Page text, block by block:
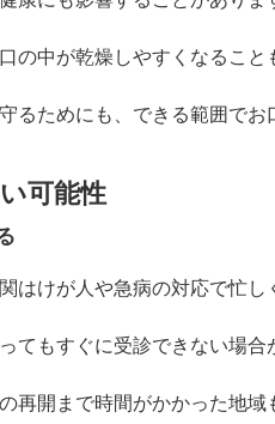
の中が乾燥しやすくなること
るためにも、できる範囲で
可能性
はけが人や急病の対応で忙し
てもすぐに受診できない場合
再開まで時間がかかった地域